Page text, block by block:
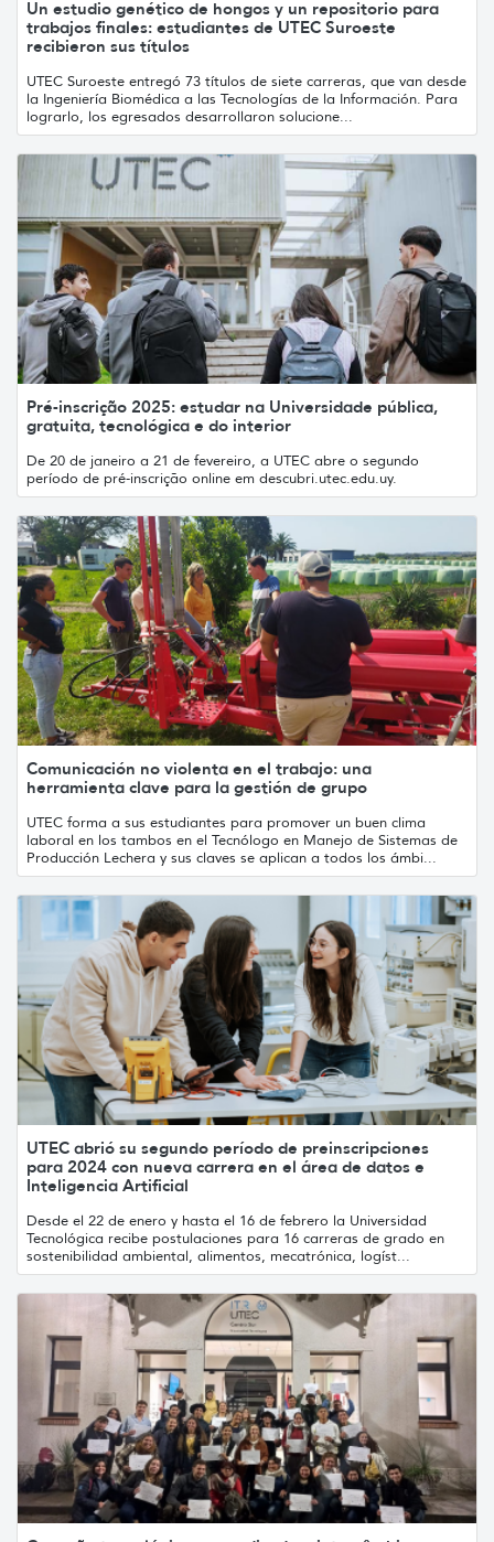
Un estudio genético de hongos y un repositorio para
trabajos finales: estudiantes de UTEC Suroeste
recibieron sus títulos
UTEC Suroeste entregó 73 títulos de siete carreras, que van desde
la Ingeniería Biomédica a las Tecnologías de la Información. Para
lograrlo, los egresados desarrollaron solucione...
Pré-inscrição 2025: estudar na Universidade pública,
gratuita, tecnológica e do interior
De 20 de janeiro a 21 de fevereiro, a UTEC abre o segundo
período de pré-inscrição online em descubri.utec.edu.uy.
Comunicación no violenta en el trabajo: una
herramienta clave para la gestión de grupo
UTEC forma a sus estudiantes para promover un buen clima
laboral en los tambos en el Tecnólogo en Manejo de Sistemas de
Producción Lechera y sus claves se aplican a todos los ámbi...
UTEC abrió su segundo período de preinscripciones
para 2024 con nueva carrera en el área de datos e
Inteligencia Artificial
Desde el 22 de enero y hasta el 16 de febrero la Universidad
Tecnológica recibe postulaciones para 16 carreras de grado en
sostenibilidad ambiental, alimentos, mecatrónica, logíst...